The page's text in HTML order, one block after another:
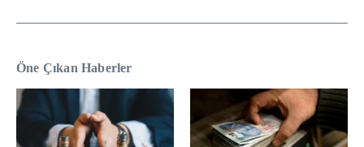
Öne Çıkan Haberler